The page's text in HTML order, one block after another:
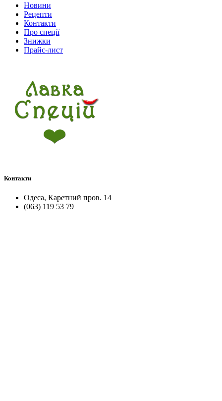
Новини
Рецепти
Контакти
Про спеції
Знижки
Прайс-лист
Контакти
Одеса, Каретний пров. 14
(063) 119 53 79